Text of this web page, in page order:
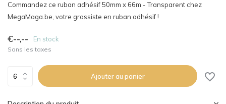
Commandez ce ruban adhésif 50mm x 66m - Transparent chez
MegaMaga.be, votre grossiste en ruban adhésif !
€--,-- En stock
Sans les taxes
Ajouter au panier